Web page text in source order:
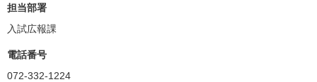
担当部署
入試広報課
電話番号
072-332-1224